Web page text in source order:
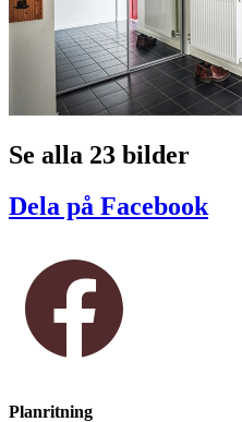
Se alla 23 bilder
Dela på Facebook
Planritning